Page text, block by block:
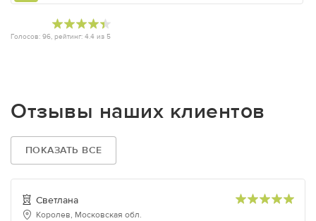
Голосов: 96, рейтинг: 4.4 из 5
Отзывы наших клиентов
ПОКАЗАТЬ ВСЕ
Светлана
Королев, Московская обл.